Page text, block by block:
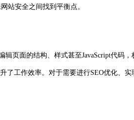
站安全之间找到平衡点。
页面的结构、样式甚至JavaScript代码
了工作效率。对于需要进行SEO优化、